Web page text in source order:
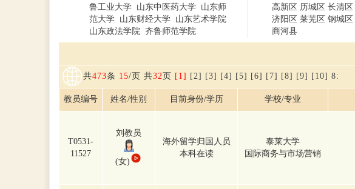
鲁工业大学 山东中医药大学 山东师
范大学 山东财经大学 山东艺术学院
山东政法学院 齐鲁师范学院
高新区 历城区 长清区
济阳区 莱芜区 钢城区
商河县
共473条 15/页 共32页 [1] [2] [3] [4] [5] [6] [7] [8] [9] [10] 8:
教员编号 姓名/性别 目前身份/学历 学校/专业
T0531-
11527
刘教员
(女)
海外留学归国人员
本科在读
泰莱大学
国际商务与市场营销